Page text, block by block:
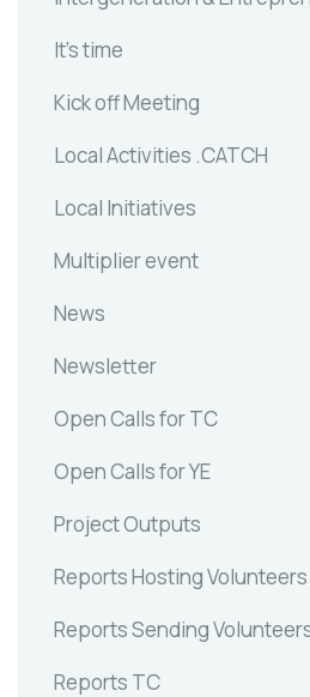
It's time
Kick off Meeting
Local Activities .CATCH
Local Initiatives
Multiplier event
News
Newsletter
Open Calls for TC
Open Calls for YE
Project Outputs
Reports Hosting Volunteers
Reports Sending
Reports TC